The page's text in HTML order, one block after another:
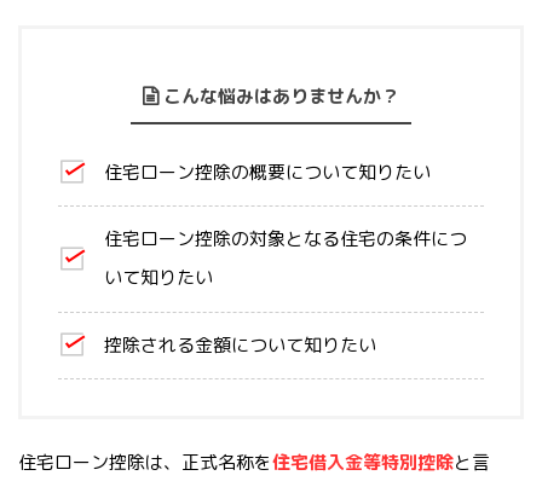
こんな悩みはありませんか？
住宅ローン控除の概要について知りたい
住宅ローン控除の対象となる住宅の条件につ
いて知りたい
控除される金額について知りたい
住宅ローン控除は、正式名称を住宅借入金等特別控除と言